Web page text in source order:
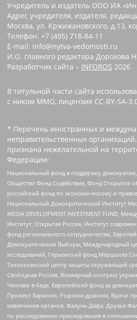
Учредитель и издатель ООО ИА
Адрес учредителя, издателя,
Москва, ул. Кржижановского, д.13,
Телефон: +7 (495) 718-84-11
E-mail: info@nytva-vedomosti.ru
И.О. главного редактора Дорохова
Разработчик сайта – INFOROS 2026
В титульной части сайта
с ником MMG, лицензия CC-BY-SA-
* Перечень иностранных и
неправительственных
признана нежелательной на
Федерации:
Национальный фонд в поддержку
Общество Фонд Содействия, Фонд Открытое
российский фонд по экономическому и
Национальный Демократический Институт
MEDIA DEVELOPMENT INVESTMENT FUND,
Институт, Открытая Россия, Институт
фонд регионального сотрудничества,
Демократические Выборы, Международный
исследований, Германский фонд Маршалла
Тихоокеанский центр защиты окружающей
Свободная Россия, Всемирный конгресс
Человек в беде, Европейский фонд за
Прожект Хармони, Родники дракона, Врачи
извлечения органов, Фалунь Дафа, Друзья
по расследованию преследования в